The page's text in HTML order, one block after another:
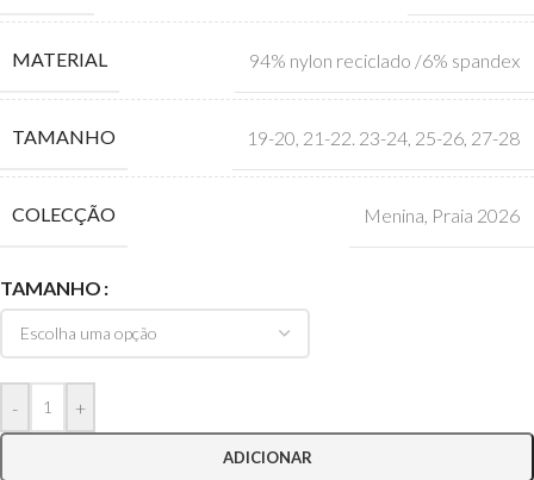
MATERIAL 94% nylon reciclado /6% spandex
TAMANHO 19-20, 21-22. 23-24, 25-26, 27-28
COLECÇÃO Menina, Praia 2026
TAMANHO
- +
ADICIONAR